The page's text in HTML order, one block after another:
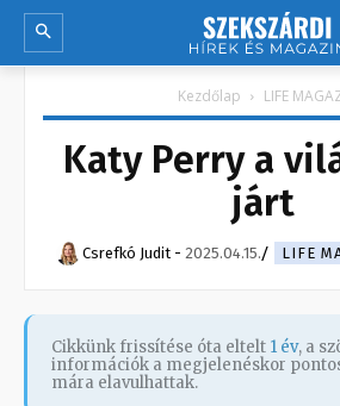
Kezdőlap LIFE
Katy Perry a
járt
Csrefkó Judit - 2025.04.15. LIFE
Cikkünk frissítése óta eltelt 1 év, a
információk a megjelenéskor
mára elavulhattak.